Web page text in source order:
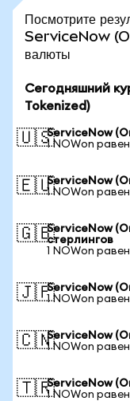
Посмотрите
ServiceNow
валюты
Сегодняшний
Tokenized)
🇺🇸ServiceNow
1 NOWon
🇪🇺ServiceNow
1 NOWon
🇬🇧ServiceNow
стерлингов
1 NOWon
🇯🇵ServiceNow
1 NOWon
🇨🇳ServiceNow
1 NOWon
🇹🇷ServiceNow
1 NOWon